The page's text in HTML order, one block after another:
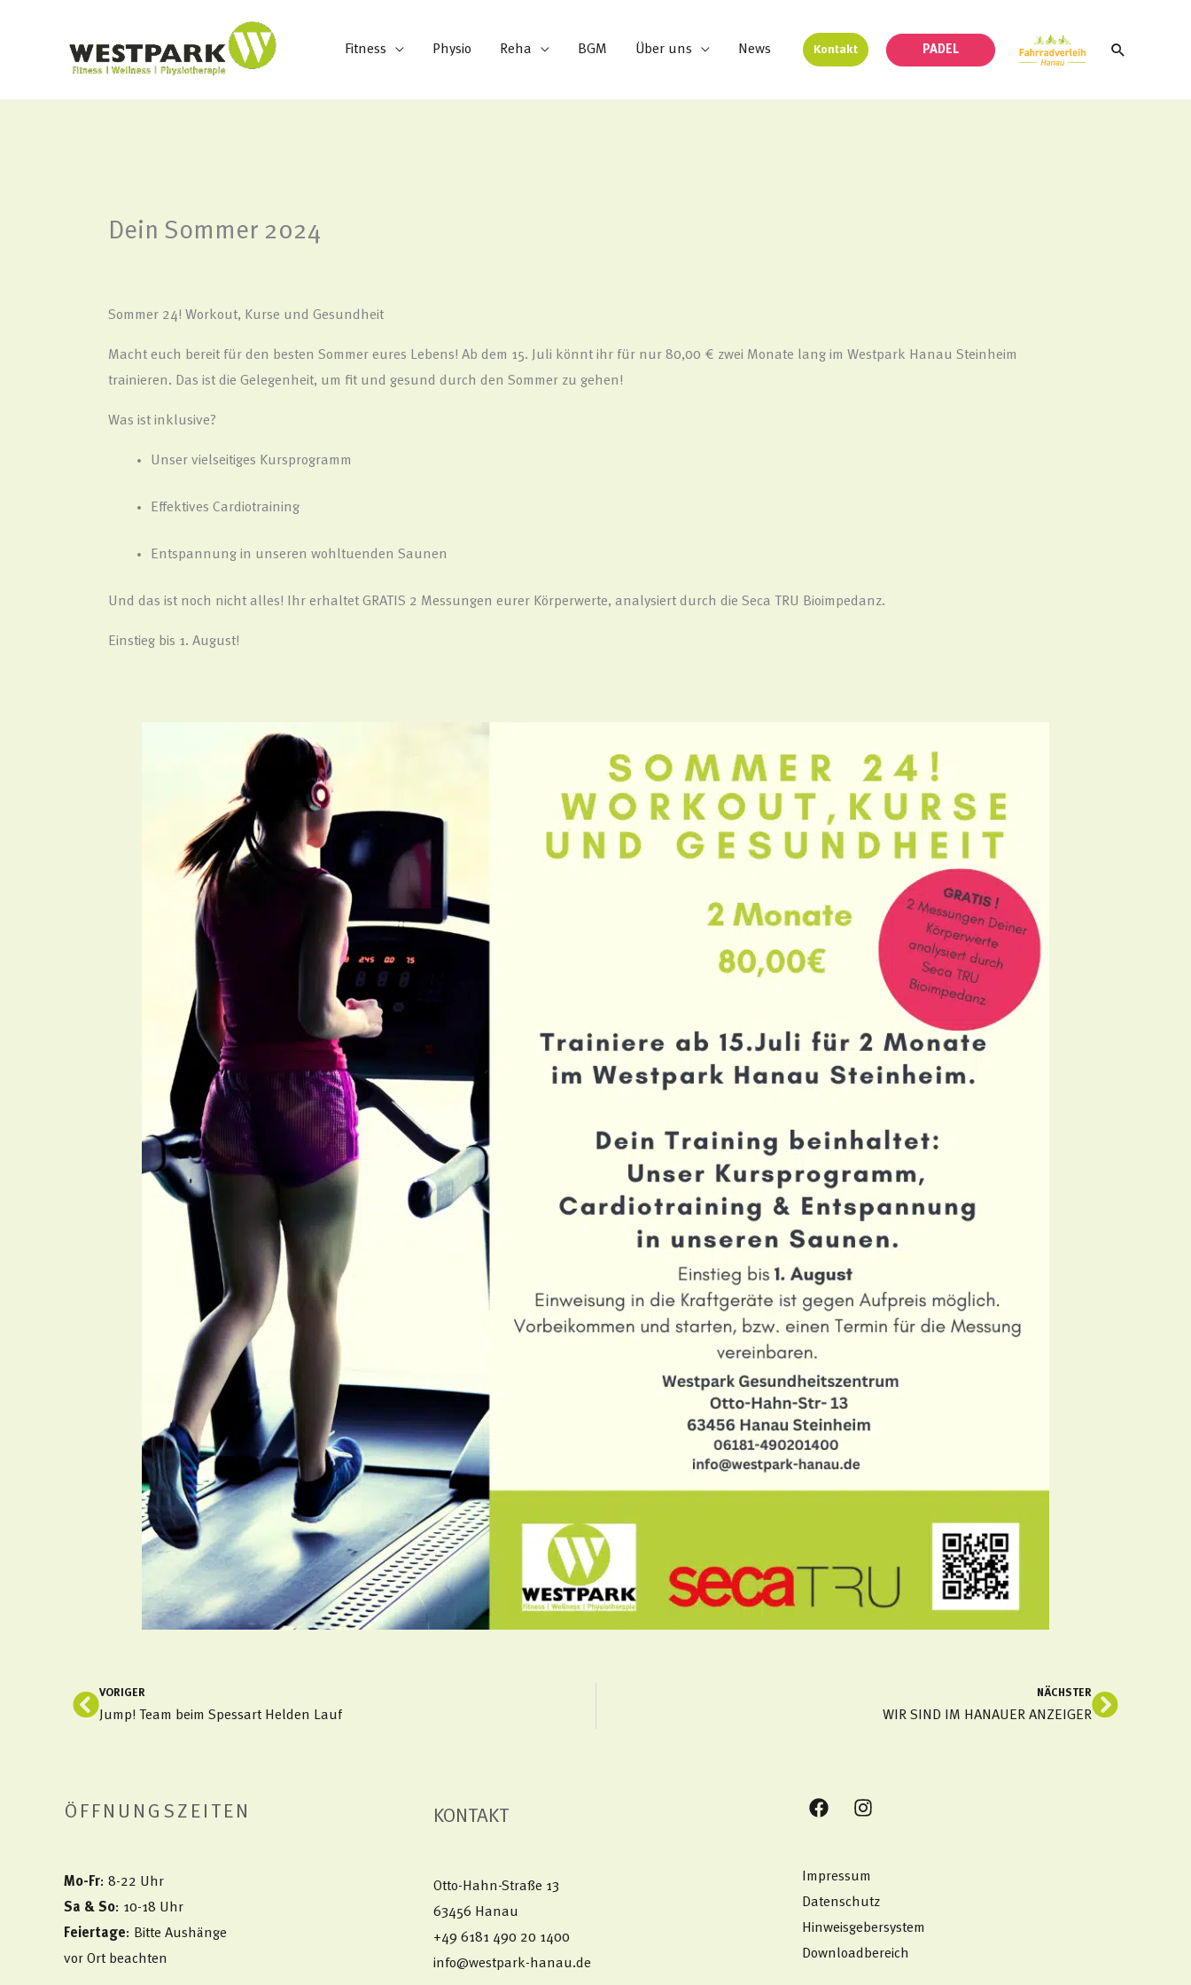
Fitness Physio Reha BGM Über uns News Kontakt PADEL Suchen
Dein Sommer 2024
Sommer 24! Workout, Kurse und Gesundheit
Macht euch bereit für den besten Sommer eures Lebens! Ab dem 15. Juli könnt ihr für nur 80,00 € zwei Monate lang im Westpark Hanau Steinheim
trainieren. Das ist die Gelegenheit, um fit und gesund durch den Sommer zu gehen!
Was ist inklusive?
Unser vielseitiges Kursprogramm
Effektives Cardiotraining
Entspannung in unseren wohltuenden Saunen
Und das ist noch nicht alles! Ihr erhaltet GRATIS 2 Messungen eurer Körperwerte, analysiert durch die Seca TRU Bioimpedanz.
Einstieg bis 1. August!
Zurück
VORIGER
Jump! Team beim Spessart Helden Lauf
NÄCHSTER
WIR SIND IM HANAUER ANZEIGER
ÖFFNUNGSZEITEN
Mo-Fr: 8-22 Uhr
Sa & So: 10-18 Uhr
Feiertage: Bitte Aushänge
vor Ort beachten
KONTAKT
Otto-Hahn-Straße 13
63456 Hanau
+49 6181 490 20 1400​
info@westpark-hanau.de
Impressum
Datenschutz
Hinweisgebersystem
Downloadbereich